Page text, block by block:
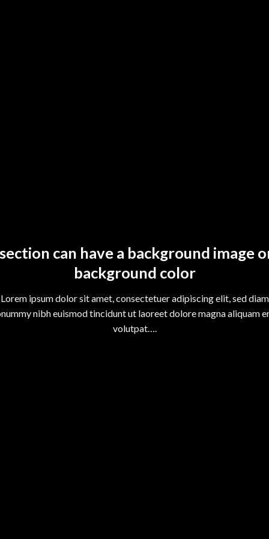
can have a background image
background color
Lorem ipsum dolor sit amet, consectetuer adipiscing elit, sed diam
nibh euismod tincidunt ut laoreet dolore magna aliquam
volutpat….